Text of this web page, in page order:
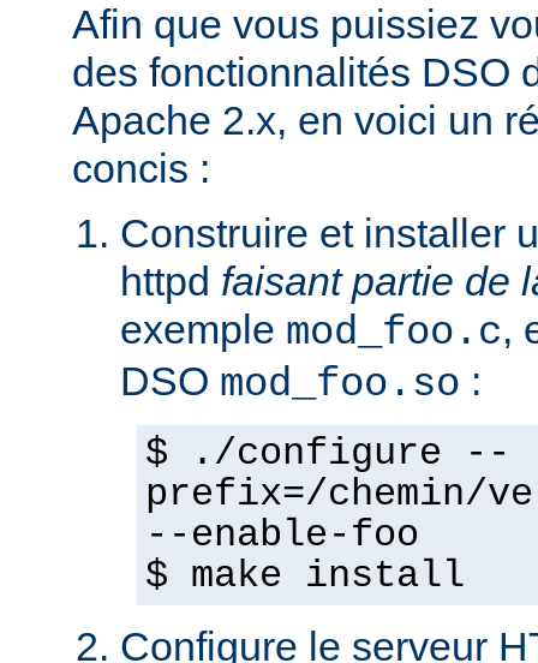
Afin que vous puissiez
des fonctionnalités DSO
Apache 2.x, en voici un
concis :
Construire et installer
httpd faisant partie de
exemple mod_foo.c,
DSO mod_foo.so :
$ ./configure --
prefix=/chemin/
--enable-foo
$ make install
Configure le serveur